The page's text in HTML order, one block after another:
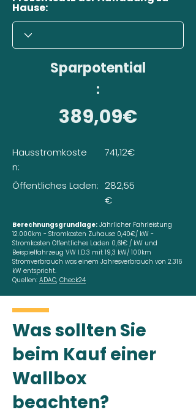
Hause:
Sparpotential
:
389,09€
Hausstromkoste
n:
Öffentliches Laden:
741,12€
282,55
€
Berechnungsgrundlage: Jährlicher Fahrleistung
12.000km - Stromkosten Zuhause 0,40€/ kW -
Stromkosten Öffentliches Laden 0,61€ / kW und
Beispielfahrzeug VW I.D.3 mit 19,3 kW/ 100km
Stromverbrauch was einem Jahresverbrauch von 2.316
kW entspricht.
Quellen: ADAC, Check24
Was sollten Sie
beim Kauf einer
Wallbox
beachten?